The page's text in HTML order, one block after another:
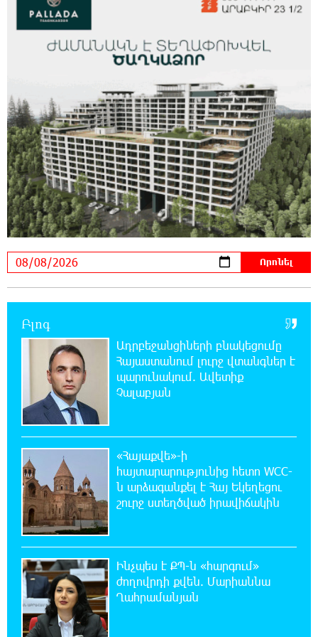
Դմիտրի Մեդվեդև. Արևմուտքի
քաղաքականությունը Հայաստանի
նկատմամբ կրկնում է վրացական սցենարը
17:36:59 8-08-2026
Ադրբեջանցիների բնակեցումը
Հայաստանում լուրջ վտանգներ է
պարունակում. Ավետիք Չալաբյան
17:28:45 8-08-2026
«Հայաքվե»-ի հայտարարությունից հետո
WCC-ն արձագանքել է Հայ Եկեղեցու շուրջ
ստեղծված իրավիճակին
16:29:54 8-08-2026
Մհեր Անանյանն ընդգրկվել է Յունիբանկի
Վարչության կազմում
16:05:54 8-08-2026
«Սմայլ Սվիթ»-ի զարգացման ճանապարհը
Կոնվերս Բանկի գործընկերությամբ
15:33:02 8-08-2026
Ինչպես է ՔՊ-ն «հարգում» ժողովրդի քվեն.
Մարիաննա Ղահրամանյան
Ընդդիմությունը պետք է օր առաջ
համախմբվի այս ծանր իրավիճակից դուրս
գալու համար. Արմեն Մանվելյան
Բլոգ
Ադրբեջանցիների բնակեցումը
Հայաստանում լուրջ վտանգներ է
պարունակում. Ավետիք
Չալաբյան
«Հայաքվե»-ի
հայտարարությունից հետո WCC-
ն արձագանքել է Հայ Եկեղեցու
շուրջ ստեղծված իրավիճակին
Ինչպես է ՔՊ-ն «հարգում»
ժողովրդի քվեն. Մարիաննա
Ղահրամանյան